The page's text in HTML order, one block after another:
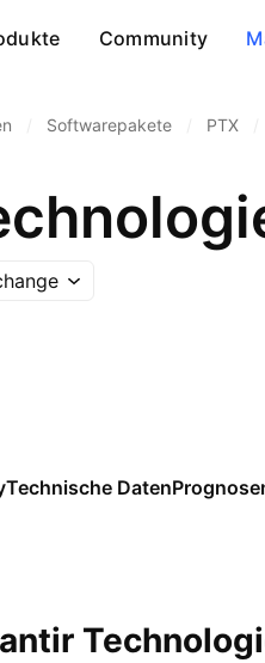
Community
Softwarepakete PTX
Technische Daten